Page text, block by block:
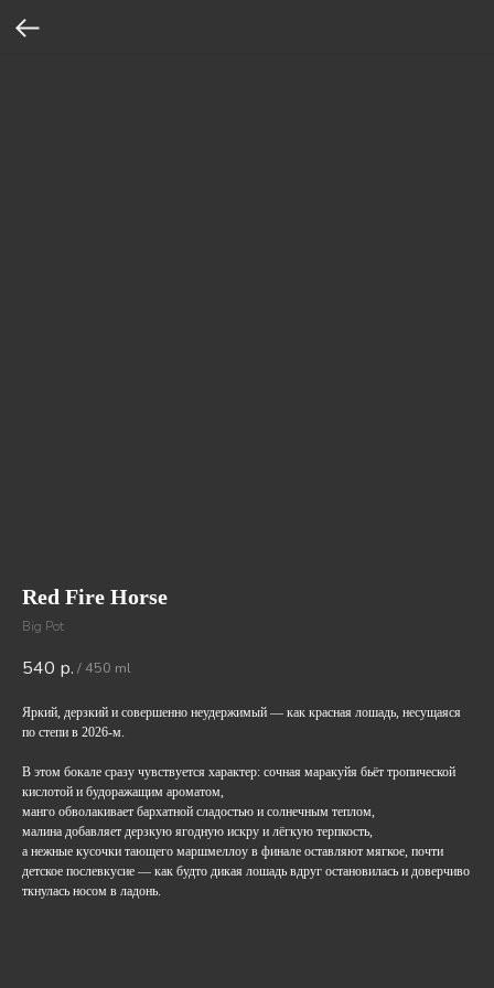
Red Fire Horse
Big Pot
540 р. / 450 ml
Яркий, дерзкий и совершенно неудержимый — как красная лошадь, несущаяся
по степи в 2026-м.
В этом бокале сразу чувствуется характер: сочная маракуйя бьёт тропической
кислотой и будоражащим ароматом,
манго обволакивает бархатной сладостью и солнечным теплом,
малина добавляет дерзкую ягодную искру и лёгкую терпкость,
а нежные кусочки тающего маршмеллоу в финале оставляют мягкое, почти
детское послевкусие — как будто дикая лошадь вдруг остановилась и доверчиво
ткнулась носом в ладонь.